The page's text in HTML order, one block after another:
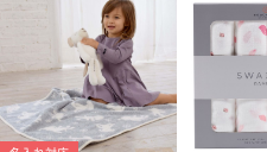
マスコットとブランケットが一緒
無くす心配も無くお外で使ってい
ぜひ、毎日のお出かけが